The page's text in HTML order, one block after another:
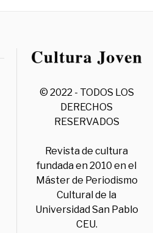
© 2022 - TODOS LOS
DERECHOS
RESERVADOS
Revista de cultura
fundada en 2010 en el
Máster de Periodismo
Cultural de la
Universidad San Pablo
CEU.